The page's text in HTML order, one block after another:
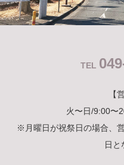
TEL
【
火〜日/9:00〜
※月曜日が祝祭日の場合、
日と